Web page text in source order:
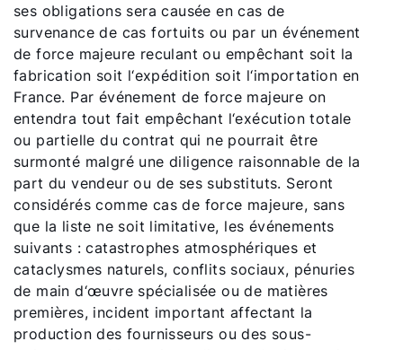
ses obligations sera causée en cas de
survenance de cas fortuits ou par un événement
de force majeure reculant ou empêchant soit la
fabrication soit l‘expédition soit l‘importation en
France. Par événement de force majeure on
entendra tout fait empêchant l‘exécution totale
ou partielle du contrat qui ne pourrait être
surmonté malgré une diligence raisonnable de la
part du vendeur ou de ses substituts. Seront
considérés comme cas de force majeure, sans
que la liste ne soit limitative, les événements
suivants : catastrophes atmosphériques et
cataclysmes naturels, conflits sociaux, pénuries
de main d‘œuvre spécialisée ou de matières
premières, incident important affectant la
production des fournisseurs ou des sous-